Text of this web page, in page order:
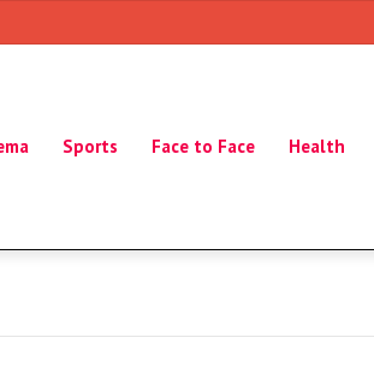
Sports Face to Face Health